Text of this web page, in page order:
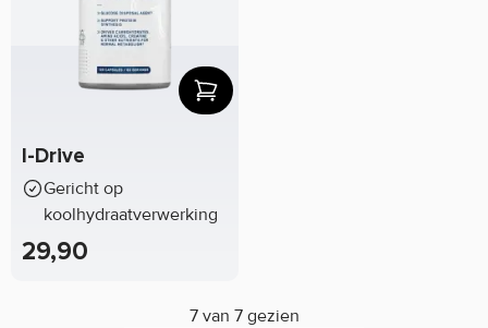
I-Drive
Gericht op
koolhydraatverwerking
29,90
7 van 7 gezien